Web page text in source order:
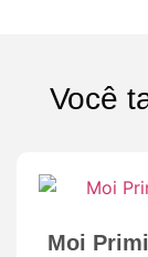
Você
Moi